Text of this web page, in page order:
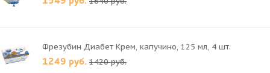
Фрезубин Диабет Крем, капучино, 125 мл, 4 шт.
1249 руб. 1420 руб.